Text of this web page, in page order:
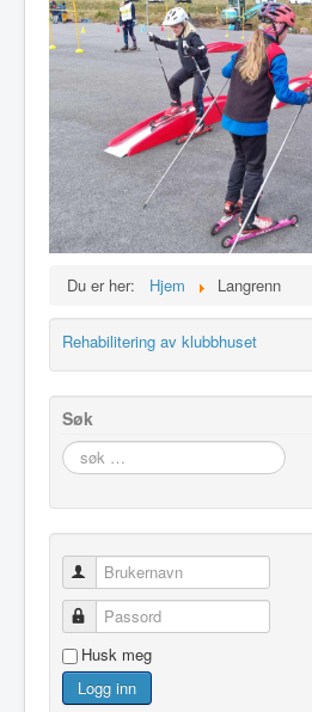
Du er her: Hjem Langrenn
Rehabilitering av klubbhuset
Søk
søk
…
Brukernavn
Passord
Husk meg
Logg inn